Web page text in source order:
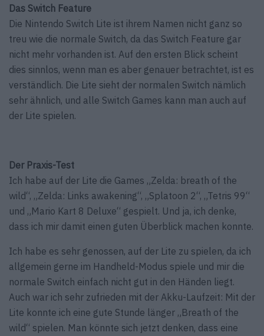
Das Switch Feature
Die Nintendo Switch Lite ist ihrem Namen nicht ganz so
treu wie die normale Switch, da das Switch Feature gar
nicht mehr vorhanden ist. Auf den ersten Blick scheint
dies sinnlos, wenn man es aber genauer betrachtet, ist es
verständlich. Die Lite sieht der normalen Switch nämlich
sehr ähnlich, und alle Switch Games kann man auch auf
der Lite spielen.
Der Praxis-Test
Ich habe auf der Lite die Games „Zelda: breath of the
wild“, „Zelda: Links awakening“, „Splatoon 2“, „Tetris 99“
und „Mario Kart 8 Deluxe“ gespielt. Und ja, ich denke,
dass ich mir damit einen guten Überblick machen konnte.
Ich habe es sehr genossen, auf der Lite zu spielen, da ich
allgemein gerne im Handheld-Modus spiele und mir die
normale Switch einfach nicht gut in den Händen liegt.
Auch war ich sehr zufrieden mit der Akku-Laufzeit: Mit der
Lite konnte ich eine gute Stunde länger „Breath of the
wild“ spielen. Man könnte sich jetzt denken, dass eine